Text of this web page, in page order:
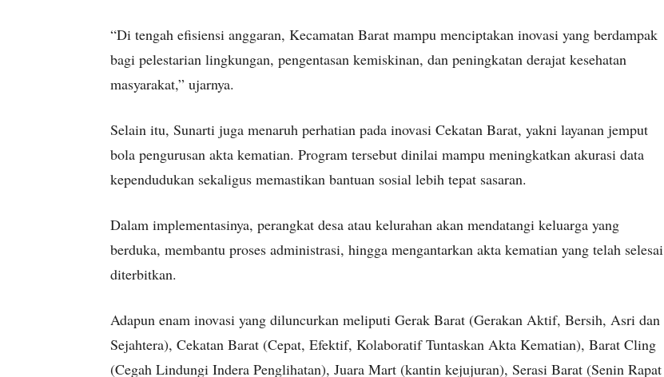
“Di tengah efisiensi anggaran, Kecamatan Barat mampu menciptakan inovasi yang berdampak
bagi pelestarian lingkungan, pengentasan kemiskinan, dan peningkatan derajat kesehatan
masyarakat,” ujarnya.
Selain itu, Sunarti juga menaruh perhatian pada inovasi Cekatan Barat, yakni layanan jemput
bola pengurusan akta kematian. Program tersebut dinilai mampu meningkatkan akurasi data
kependudukan sekaligus memastikan bantuan sosial lebih tepat sasaran.
Dalam implementasinya, perangkat desa atau kelurahan akan mendatangi keluarga yang
berduka, membantu proses administrasi, hingga mengantarkan akta kematian yang telah selesai
diterbitkan.
Adapun enam inovasi yang diluncurkan meliputi Gerak Barat (Gerakan Aktif, Bersih, Asri dan
Sejahtera), Cekatan Barat (Cepat, Efektif, Kolaboratif Tuntaskan Akta Kematian), Barat Cling
(Cegah Lindungi Indera Penglihatan), Juara Mart (kantin kejujuran), Serasi Barat (Senin Rapat